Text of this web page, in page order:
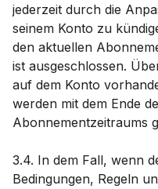
jederzeit durch die
seinem Konto zu
den aktuellen
ist ausgeschlossen.
auf dem Konto
werden mit dem Ende
Abonnementzeitraums
3.4. In dem Fall, wenn
Bedingungen, Regeln